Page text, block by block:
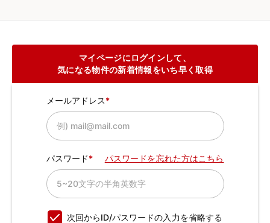
マイページにログインして、
気になる物件の新着情報をいち早く取得
メールアドレス
パスワード パスワードを忘れた方はこちら
次回からID/パスワードの入力を省略する